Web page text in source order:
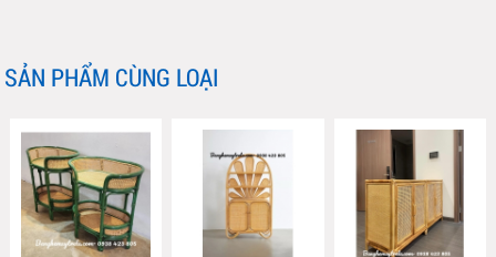
SẢN PHẨM CÙNG LOẠI